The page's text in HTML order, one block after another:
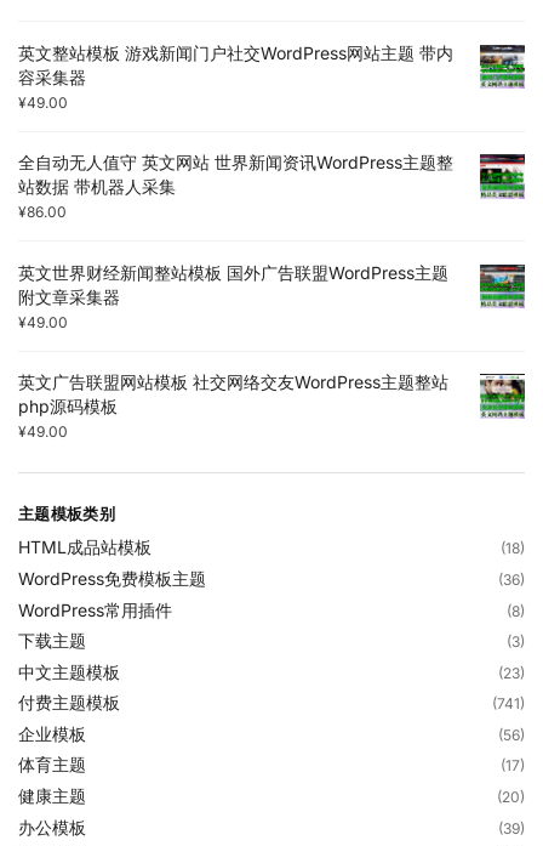
英文整站模板 游戏新闻门户社交WordPress网站主题 带内
容采集器
¥49.00
全自动无人值守 英文网站 世界新闻资讯WordPress主题整
站数据 带机器人采集
¥86.00
英文世界财经新闻整站模板 国外广告联盟WordPress主题
附文章采集器
¥49.00
英文广告联盟网站模板 社交网络交友WordPress主题整站
php源码模板
¥49.00
主题模板类别
HTML成品站模板 (18)
WordPress免费模板主题 (36)
WordPress常用插件 (8)
下载主题 (3)
中文主题模板 (23)
付费主题模板 (741)
企业模板 (56)
体育主题 (17)
健康主题 (20)
办公模板 (39)